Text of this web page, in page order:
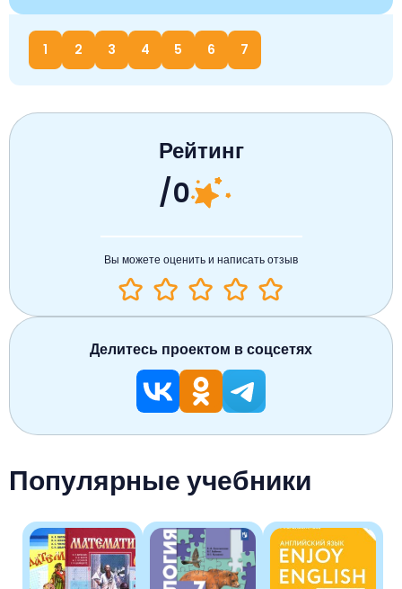
1 2 3 4 5 6 7
Популярные учебники
Рейтинг
/0
Вы можете оценить и написать отзыв
Делитесь проектом в соцсетях